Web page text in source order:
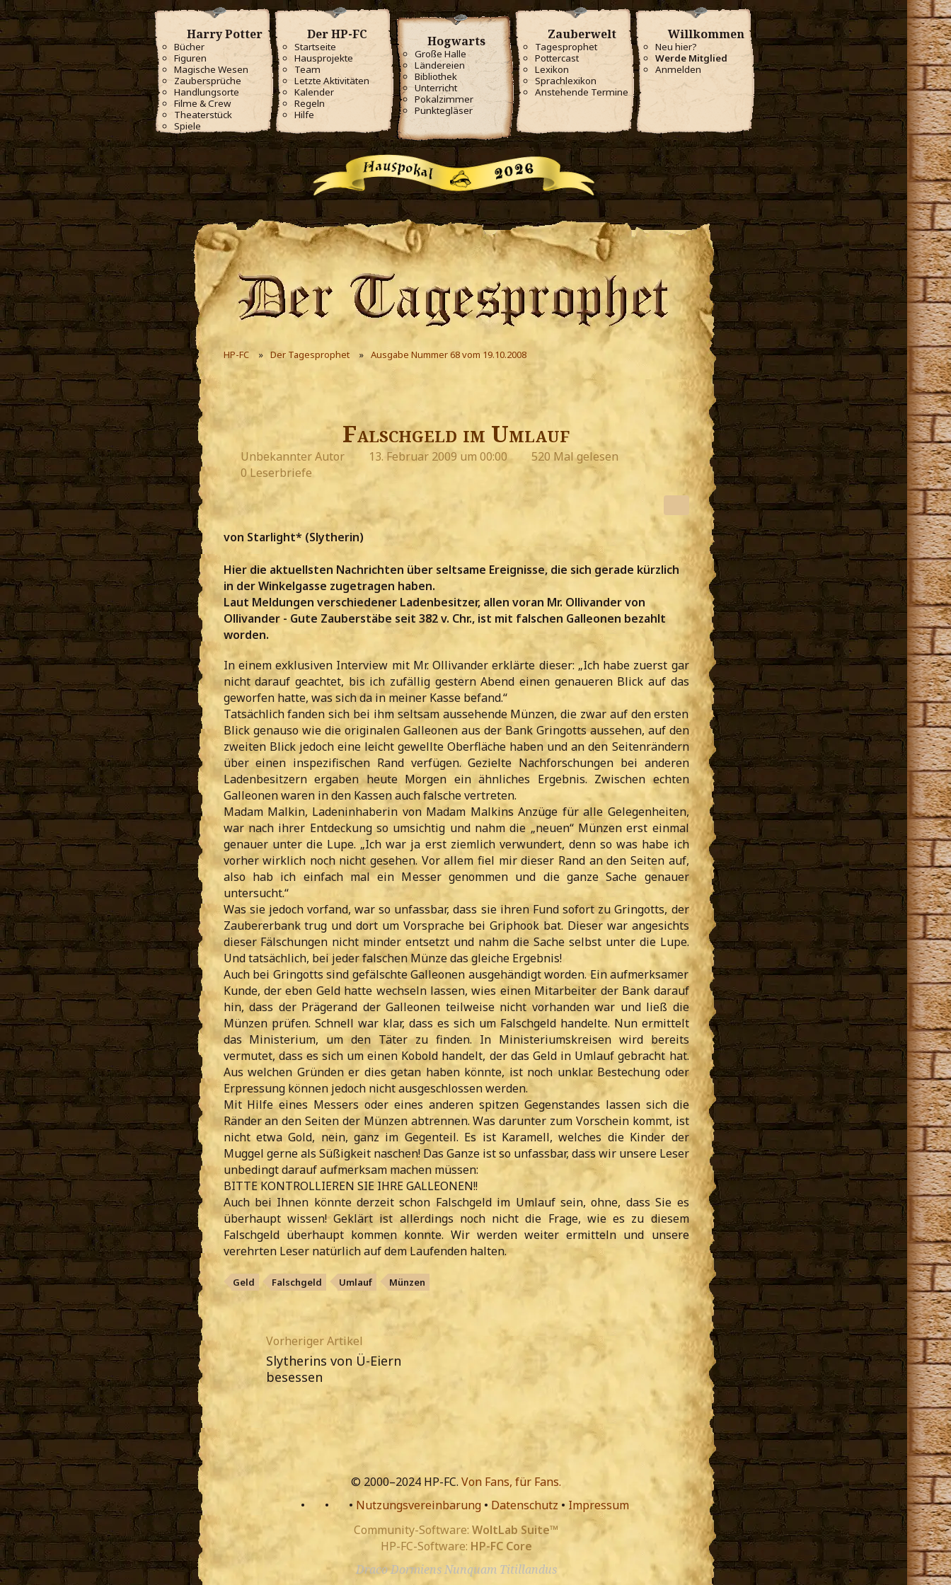
Harry Potter
Bücher
Figuren
Magische Wesen
Zaubersprüche
Handlungsorte
Filme & Crew
Theaterstück
Spiele
Der HP-FC
Startseite
Hausprojekte
Team
Letzte Aktivitäten
Kalender
Regeln
Hilfe
Hogwarts
Große Halle
Ländereien
Bibliothek
Unterricht
Pokalzimmer
Punktegläser
Zauberwelt
Tagesprophet
Pottercast
Lexikon
Sprachlexikon
Anstehende Termine
Willkommen
Neu hier?
Werde Mitglied
Anmelden
HP-FC Der Tagesprophet Ausgabe Nummer 68 vom 19.10.2008
Falschgeld im Umlauf
Unbekannter Autor 13. Februar 2009 um 00:00
520 Mal gelesen
0 Leserbriefe
von Starlight* (Slytherin)
Hier die aktuellsten Nachrichten über seltsame Ereignisse, die sich gerade kürzlich
in der Winkelgasse zugetragen haben.
Laut Meldungen verschiedener Ladenbesitzer, allen voran Mr. Ollivander von
Ollivander - Gute Zauberstäbe seit 382 v. Chr., ist mit falschen Galleonen bezahlt
worden.
In einem exklusiven Interview mit Mr. Ollivander erklärte dieser: „Ich habe zuerst gar
nicht darauf geachtet, bis ich zufällig gestern Abend einen genaueren Blick auf das
geworfen hatte, was sich da in meiner Kasse befand.“
Tatsächlich fanden sich bei ihm seltsam aussehende Münzen, die zwar auf den ersten
Blick genauso wie die originalen Galleonen aus der Bank Gringotts aussehen, auf den
zweiten Blick jedoch eine leicht gewellte Oberfläche haben und an den Seitenrändern
über einen inspezifischen Rand verfügen. Gezielte Nachforschungen bei anderen
Ladenbesitzern ergaben heute Morgen ein ähnliches Ergebnis. Zwischen echten
Galleonen waren in den Kassen auch falsche vertreten.
Madam Malkin, Ladeninhaberin von Madam Malkins Anzüge für alle Gelegenheiten,
war nach ihrer Entdeckung so umsichtig und nahm die „neuen“ Münzen erst einmal
genauer unter die Lupe. „Ich war ja erst ziemlich verwundert, denn so was habe ich
vorher wirklich noch nicht gesehen. Vor allem fiel mir dieser Rand an den Seiten auf,
also hab ich einfach mal ein Messer genommen und die ganze Sache genauer
untersucht.“
Was sie jedoch vorfand, war so unfassbar, dass sie ihren Fund sofort zu Gringotts, der
Zaubererbank trug und dort um Vorsprache bei Griphook bat. Dieser war angesichts
dieser Fälschungen nicht minder entsetzt und nahm die Sache selbst unter die Lupe.
Und tatsächlich, bei jeder falschen Münze das gleiche Ergebnis!
Auch bei Gringotts sind gefälschte Galleonen ausgehändigt worden. Ein aufmerksamer
Kunde, der eben Geld hatte wechseln lassen, wies einen Mitarbeiter der Bank darauf
hin, dass der Prägerand der Galleonen teilweise nicht vorhanden war und ließ die
Münzen prüfen. Schnell war klar, dass es sich um Falschgeld handelte. Nun ermittelt
das Ministerium, um den Täter zu finden. In Ministeriumskreisen wird bereits
vermutet, dass es sich um einen Kobold handelt, der das Geld in Umlauf gebracht hat.
Aus welchen Gründen er dies getan haben könnte, ist noch unklar. Bestechung oder
Erpressung können jedoch nicht ausgeschlossen werden.
Mit Hilfe eines Messers oder eines anderen spitzen Gegenstandes lassen sich die
Ränder an den Seiten der Münzen abtrennen. Was darunter zum Vorschein kommt, ist
nicht etwa Gold, nein, ganz im Gegenteil. Es ist Karamell, welches die Kinder der
Muggel gerne als Süßigkeit naschen! Das Ganze ist so unfassbar, dass wir unsere Leser
unbedingt darauf aufmerksam machen müssen:
BITTE KONTROLLIEREN SIE IHRE GALLEONEN!!
Auch bei Ihnen könnte derzeit schon Falschgeld im Umlauf sein, ohne, dass Sie es
überhaupt wissen! Geklärt ist allerdings noch nicht die Frage, wie es zu diesem
Falschgeld überhaupt kommen konnte. Wir werden weiter ermitteln und unsere
verehrten Leser natürlich auf dem Laufenden halten.
Geld Falschgeld Umlauf Münzen
Vorheriger Artikel
Slytherins von Ü-Eiern
besessen
© 2000–2024 HP-FC. Von Fans, für Fans.
•
• • Nutzungsvereinbarung • Datenschutz • Impressum
Community-Software: WoltLab Suite™
HP-FC-Software: HP-FC Core
Draco Dormiens Nunquam Titillandus